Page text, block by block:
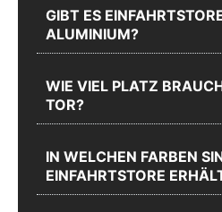
Webshop
Support
08:00 -
17:00 und
Fr.: 08:00 -
uns unter
02335
8873-1200
08:00 -
Fr.: 08:00 -
16:00
GIBT ES
ALUMINIUM?
WIE VIEL PLATZ
TOR?
IN WELCHEN FARBEN
EINFAHRTSTORE